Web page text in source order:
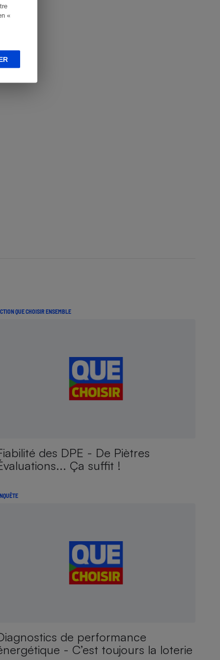
«
QUE CHOISIR ENSEMBLE
des DPE - De Piètres
Ça suffit !
de performance
- C’est toujours la loterie